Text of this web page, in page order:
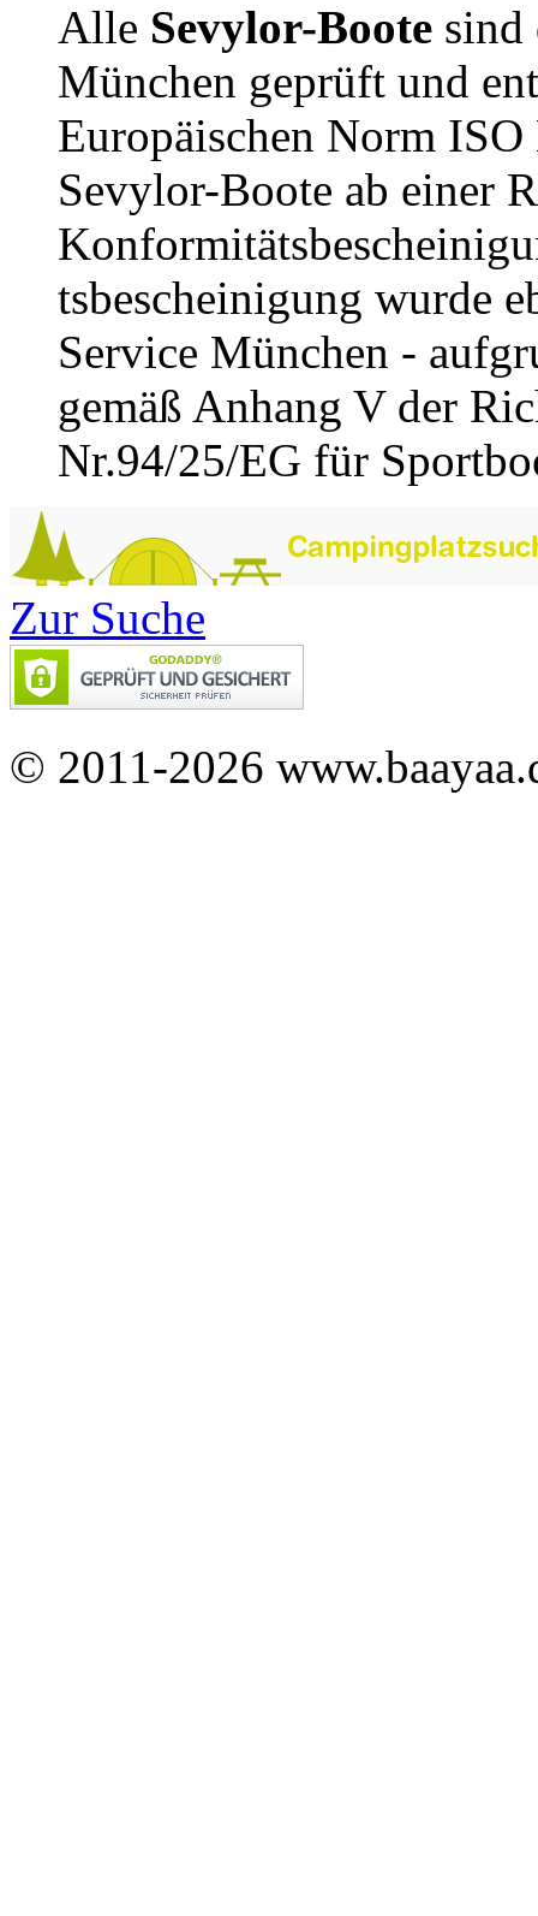
Alle Sevylor-Boote sind
München geprüft und
Europäischen Norm
Sevylor-Boote ab einer
tsbescheinigung wurde
Service München -
gemäß Anhang V der
Nr.94/25/EG für
Zur Suche
© 2011-2026